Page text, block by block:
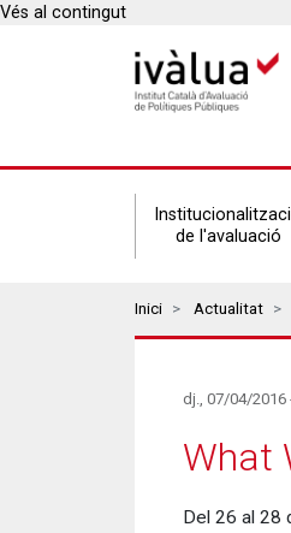
Vés al contingut
navigation
de l'avaluació
Inici Actualitat
dj., 07/04/2016
What
Del 26 al 28